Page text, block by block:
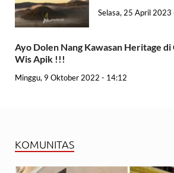
Selasa, 25 April 2023
Ayo Dolen Nang Kawasan Heritage di
Wis Apik !!!
Minggu, 9 Oktober 2022 - 14:12
KOMUNITAS